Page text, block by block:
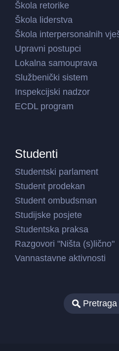
Škola retorike
Škola liderstva
Škola interpersonalnih
Upravni postupci
Lokalna samouprava
Službenički sistem
Inspekcijski nadzor
ECDL program
Studenti
Studentski parlament
Student prodekan
Student ombudsman
Studijske posjete
Studentska praksa
Razgovori "Ništa (s)lično"
Vannastavne aktivnosti